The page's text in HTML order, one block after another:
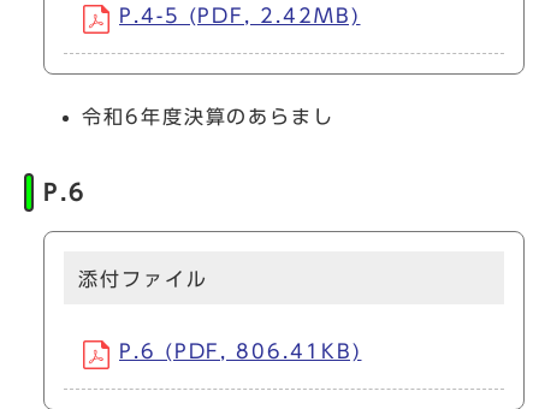
P.4-5 (PDF, 2.42MB)
令和6年度決算のあらまし
P.6
添付ファイル
P.6 (PDF, 806.41KB)